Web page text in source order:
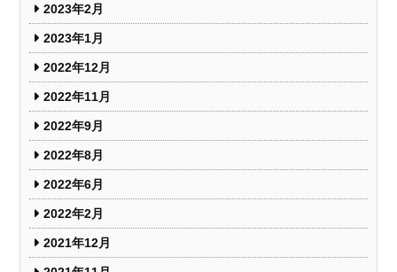
2023年2月
2023年1月
2022年12月
2022年11月
2022年9月
2022年8月
2022年6月
2022年2月
2021年12月